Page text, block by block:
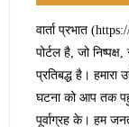
वार्ता प्रभात
पोर्टल है, जो
प्रतिबद्ध है। हमारा
घटना को आप तक
पूर्वाग्रह के। हम